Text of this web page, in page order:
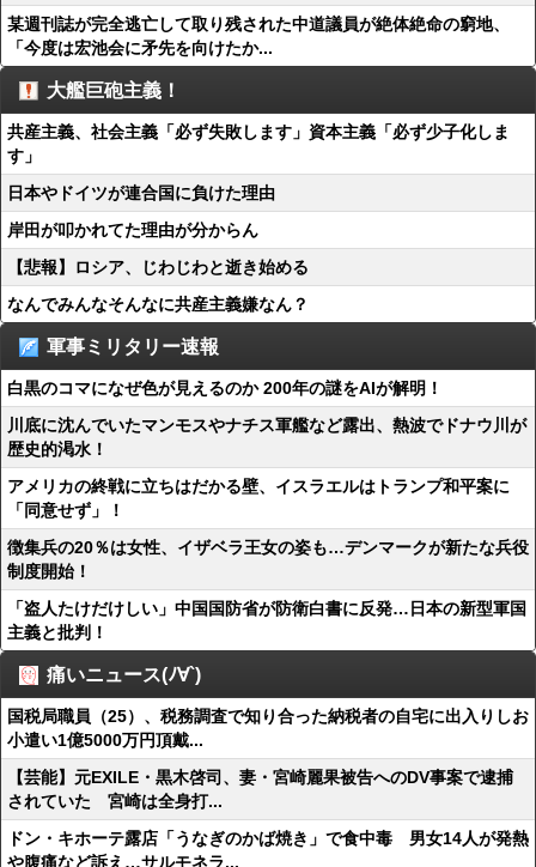
某週刊誌が完全逃亡して取り残された中道議員が絶体絶命の窮地、
「今度は宏池会に矛先を向けたか...
大艦巨砲主義！
共産主義、社会主義「必ず失敗します」資本主義「必ず少子化しま
す」
日本やドイツが連合国に負けた理由
岸田が叩かれてた理由が分からん
【悲報】ロシア、じわじわと逝き始める
なんでみんなそんなに共産主義嫌なん？
軍事ミリタリー速報
白黒のコマになぜ色が見えるのか 200年の謎をAIが解明！
川底に沈んでいたマンモスやナチス軍艦など露出、熱波でドナウ川が
歴史的渇水！
アメリカの終戦に立ちはだかる壁、イスラエルはトランプ和平案に
「同意せず」！
徴集兵の20％は女性、イザベラ王女の姿も…デンマークが新たな兵役
制度開始！
「盗人たけだけしい」中国国防省が防衛白書に反発…日本の新型軍国
主義と批判！
痛いニュース(ﾉ∀`)
国税局職員（25）、税務調査で知り合った納税者の自宅に出入りしお
小遣い1億5000万円頂戴...
【芸能】元EXILE・黒木啓司、妻・宮崎麗果被告へのDV事案で逮捕
されていた 宮崎は全身打...
ドン・キホーテ露店「うなぎのかば焼き」で食中毒 男女14人が発熱
や腹痛など訴え…サルモネラ...